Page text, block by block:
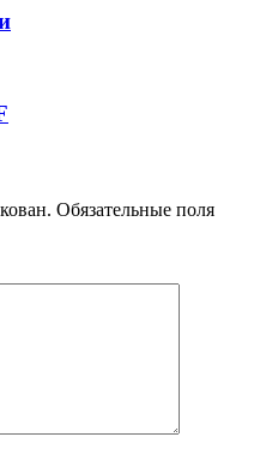
Обязательные поля